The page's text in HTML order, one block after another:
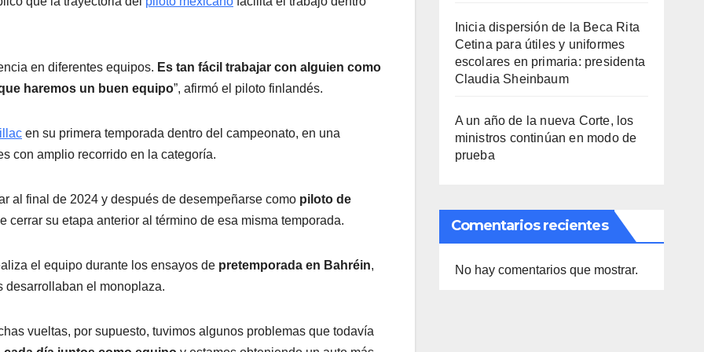
en diferentes equipos. Es tan fácil trabajar con alguien como
haremos un buen equipo”, afirmó el piloto finlandés.
en su primera temporada dentro del campeonato, en una
con amplio recorrido en la categoría.
al final de 2024 y después de desempeñarse como piloto de
cerrar su etapa anterior al término de esa misma temporada.
el equipo durante los ensayos de pretemporada en Bahréin,
desarrollaban el monoplaza.
vueltas, por supuesto, tuvimos algunos problemas que todavía
Inicia dispersión de la Beca Rita
Cetina para útiles y uniformes
escolares en primaria: presidenta
Claudia Sheinbaum
A un año de la nueva Corte, los
ministros continúan en modo de
prueba
Comentarios recientes
No hay comentarios que mostrar.